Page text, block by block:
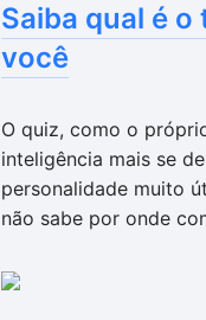
Saiba qual é
você
O quiz, como o
inteligência mais se
personalidade muito
não sabe por onde